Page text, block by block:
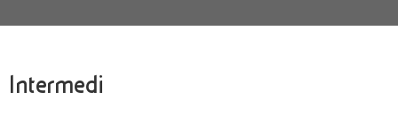
Intermedi